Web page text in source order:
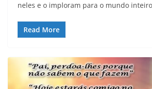
neles e o imploram para o mundo
Read More